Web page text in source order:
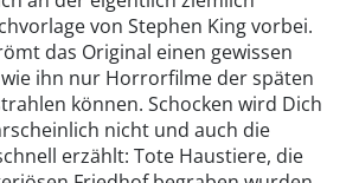
von Stephen King vorbei.
das Original einen gewissen
ihn nur Horrorfilme der späten
können. Schocken wird Dich
nicht und auch die
erzählt: Tote Haustiere, die